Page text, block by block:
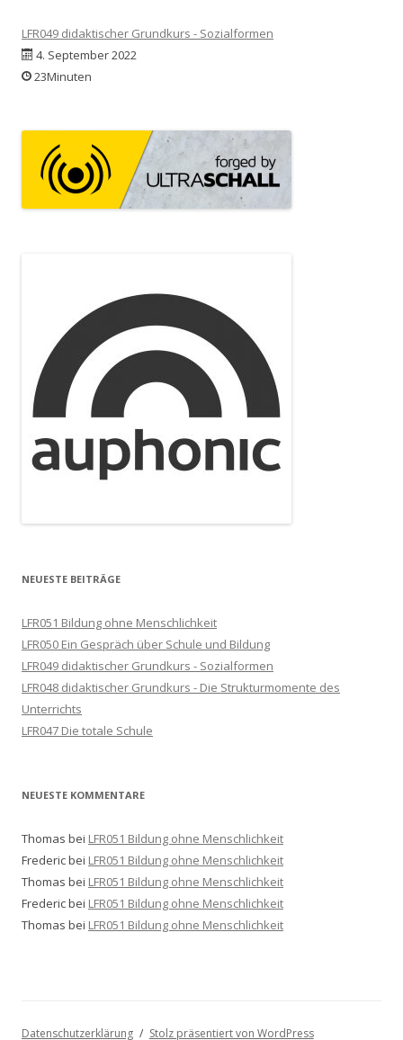
LFR049 didaktischer Grundkurs - Sozialformen
4. September 2022
23Minuten
NEUESTE BEITRÄGE
LFR051 Bildung ohne Menschlichkeit
LFR050 Ein Gespräch über Schule und Bildung
LFR049 didaktischer Grundkurs - Sozialformen
LFR048 didaktischer Grundkurs - Die Strukturmomente des
Unterrichts
LFR047 Die totale Schule
NEUESTE KOMMENTARE
Thomas bei LFR051 Bildung ohne Menschlichkeit
Fredericbei LFR051 Bildung ohne Menschlichkeit
Thomas bei LFR051 Bildung ohne Menschlichkeit
Fredericbei LFR051 Bildung ohne Menschlichkeit
Thomas bei LFR051 Bildung ohne Menschlichkeit
Datenschutzerklärung Stolz präsentiert von WordPress